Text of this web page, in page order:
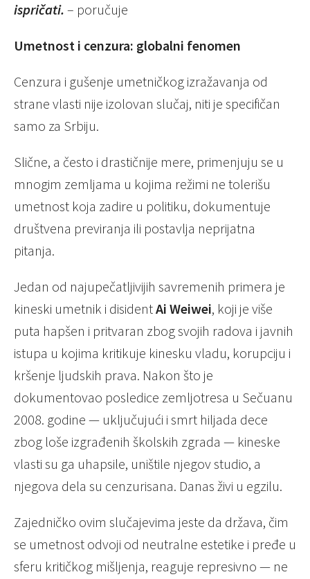
ispričati. – poručuje
Umetnost i cenzura: globalni fenomen
Cenzura i gušenje umetničkog izražavanja od
strane vlasti nije izolovan slučaj, niti je specifičan
samo za Srbiju.
Slične, a često i drastičnije mere, primenjuju se u
mnogim zemljama u kojima režimi ne tolerišu
umetnost koja zadire u politiku, dokumentuje
društvena previranja ili postavlja neprijatna
pitanja.
Jedan od najupečatljivijih savremenih primera je
kineski umetnik i disidentAi Weiwei, koji je više
puta hapšen i pritvaran zbog svojih radova i javnih
istupa u kojima kritikuje kinesku vladu, korupciju i
kršenje ljudskih prava. Nakon što je
dokumentovao posledice zemljotresa u Sečuanu
2008. godine — uključujući i smrt hiljada dece
zbog loše izgrađenih školskih zgrada — kineske
vlasti su ga uhapsile, uništile njegov studio, a
njegova dela su cenzurisana. Danas živi u egzilu.
Zajedničko ovim slučajevima jeste da država, čim
se umetnost odvoji od neutralne estetike i pređe u
sferu kritičkog mišljenja, reaguje represivno — ne